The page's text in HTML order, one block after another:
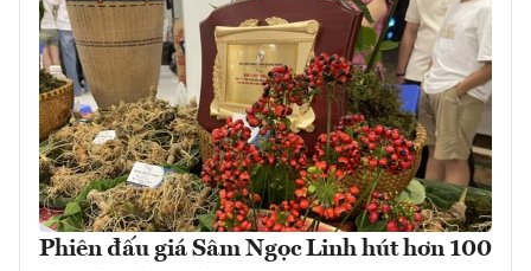
Phiên đấu giá Sâm Ngọc Linh hút hơn 100